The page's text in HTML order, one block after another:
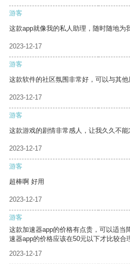
游客
这款app就像我的私人助理，随时随地为
2023-12-17
游客
这款软件的社区氛围非常好，可以与其他
2023-12-17
游客
这款游戏的剧情非常感人，让我久久不能
2023-12-17
游客
超棒啊 好用
2023-12-17
游客
这款加速器app的价格有点贵，可以适当
速器app的价格应该在50元以下才比较合
2023-12-17